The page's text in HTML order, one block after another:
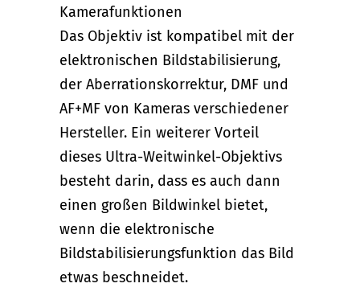
Kamerafunktionen
Das Objektiv ist kompatibel mit der
elektronischen Bildstabilisierung,
der Aberrationskorrektur, DMF und
AF+MF von Kameras verschiedener
Hersteller. Ein weiterer Vorteil
dieses Ultra-Weitwinkel-Objektivs
besteht darin, dass es auch dann
einen großen Bildwinkel bietet,
wenn die elektronische
Bildstabilisierungsfunktion das Bild
etwas beschneidet.